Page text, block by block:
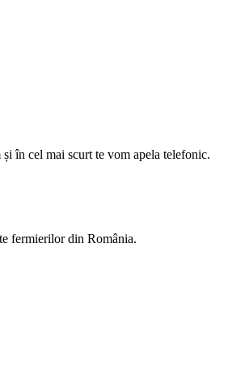
în cel mai scurt te vom apela telefonic.
fermierilor din România.